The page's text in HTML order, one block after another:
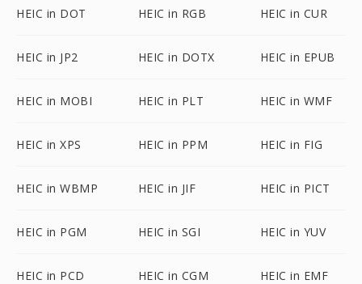
HEIC in DOT HEIC in RGB HEIC in CUR
HEIC in JP2 HEIC in DOTX HEIC in EPUB
HEIC in MOBI HEIC in PLT HEIC in WMF
HEIC in XPS HEIC in PPM HEIC in FIG
HEIC in WBMP HEIC in JIF HEIC in PICT
HEIC in PGM HEIC in SGI HEIC in YUV
HEIC in PCD HEIC in CGM HEIC in EMF